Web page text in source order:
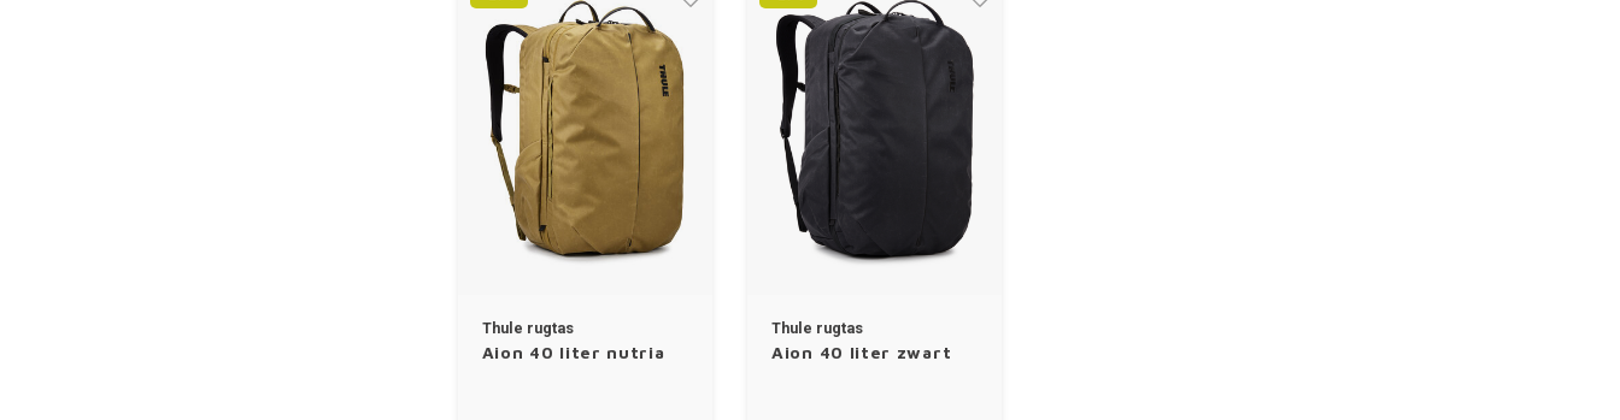
Thule rugtas
Aion 40 liter nutria
Thule rugtas
Aion 40 liter zwart